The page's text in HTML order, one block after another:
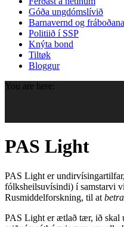
Góða ungdómslívið
Barnavernd og
Politiið í SSP
Knýta bond
Tiltøk
Bloggur
You are here:
PAS Light
PAS Light er
fólksheilsuvísindi) í samstarvi
Rusmiddelforskning, til at
PAS Light er ætlað tær, ið skal